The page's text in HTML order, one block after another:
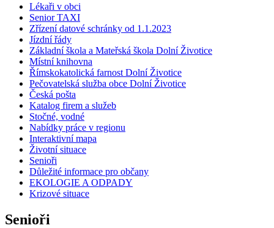
Lékaři v obci
Senior TAXI
Zřízení datové schránky od 1.1.2023
Jízdní řády
Základní škola a Mateřská škola Dolní Životice
Místní knihovna
Římskokatolická farnost Dolní Životice
Pečovatelská služba obce Dolní Životice
Česká pošta
Katalog firem a služeb
Stočné, vodné
Nabídky práce v regionu
Interaktivní mapa
Životní situace
Senioři
Důležité informace pro občany
EKOLOGIE A ODPADY
Krizové situace
Senioři